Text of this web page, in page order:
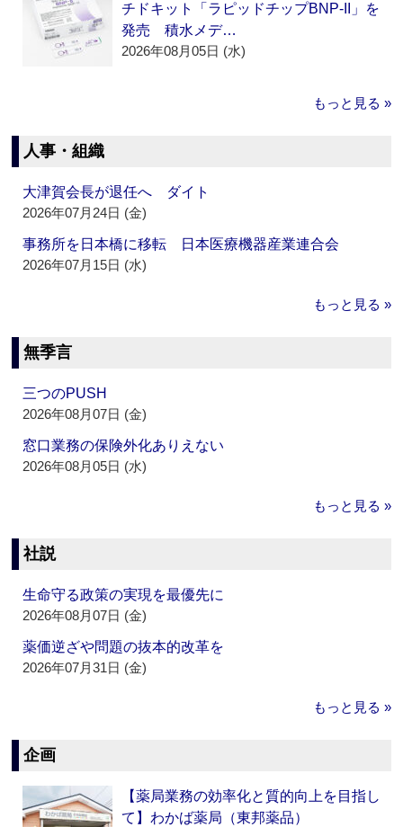
チドキット「ラピッドチップBNP-II」を
発売 積水メデ…
2026年08月05日 (水)
もっと見る »
人事・組織
大津賀会長が退任へ ダイト
2026年07月24日 (金)
事務所を日本橋に移転 日本医療機器産業連合会
2026年07月15日 (水)
もっと見る »
無季言
三つのPUSH
2026年08月07日 (金)
窓口業務の保険外化ありえない
2026年08月05日 (水)
もっと見る »
社説
生命守る政策の実現を最優先に
2026年08月07日 (金)
薬価逆ざや問題の抜本的改革を
2026年07月31日 (金)
もっと見る »
企画
【薬局業務の効率化と質的向上を目指し
て】わかば薬局（東邦薬品）